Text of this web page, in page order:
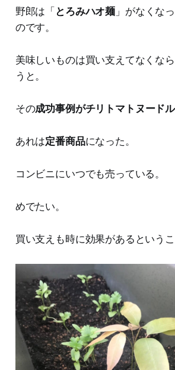
野郎は「 とろみハオ麺 」がなくな
のです。
美味しいものは買い支えてなくな
うと。
その成功事例がチリトマトヌードル
あれは定番商品になった。
コンビニにいつでも売っている。
めでたい。
買い支えも時に効果があるというこ